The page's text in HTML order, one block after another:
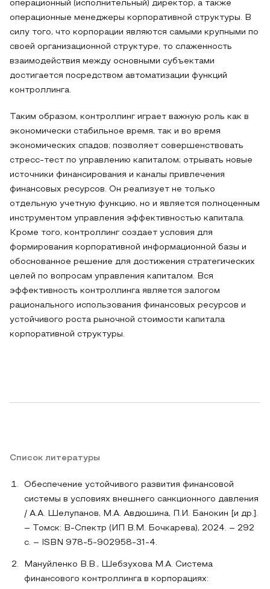
операционный (исполнительный) директор, а также
операционные менеджеры корпоративной структуры. В
силу того, что корпорации являются самыми крупными по
своей организационной структуре, то слаженность
взаимодействия между основными субъектами
достигается посредством автоматизации функций
контроллинга.
Таким образом, контроллинг играет важную роль как в
экономически стабильное время, так и во время
экономических спадов; позволяет совершенствовать
стресс-тест по управлению капиталом; отрывать новые
источники финансирования и каналы привлечения
финансовых ресурсов. Он реализует не только
отдельную учетную функцию, но и является полноценным
инструментом управления эффективностью капитала.
Кроме того, контроллинг создает условия для
формирования корпоративной информационной базы и
обоснованное решение для достижения стратегических
целей по вопросам управления капиталом. Вся
эффективность контроллинга является залогом
рационального использования финансовых ресурсов и
устойчивого роста рыночной стоимости капитала
корпоративной структуры.
Список литературы
Обеспечение устойчивого развития финансовой
системы в условиях внешнего санкционного давления
/ А.А. Шелупанов, М.А. Авдюшина, П.И. Банокин [и др.].
– Томск: В-Спектр (ИП В.М. Бочкарева), 2024. – 292
с. – ISBN 978-5-902958-31-4.
Мануйленко В.В., Шебзухова М.А. Система
финансового контроллинга в корпорациях: